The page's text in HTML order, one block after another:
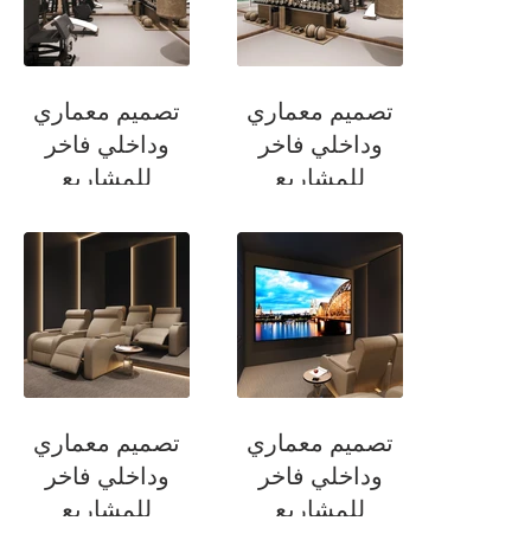
تصميم معماري
وداخلي فاخر
للمشاريع
صالة رياضة
تصميم معماري
وداخلي فاخر
للمشاريع
تصميم معماري
وداخلي فاخر
للمشاريع
تصميم معماري
وداخلي فاخر
للمشاريع